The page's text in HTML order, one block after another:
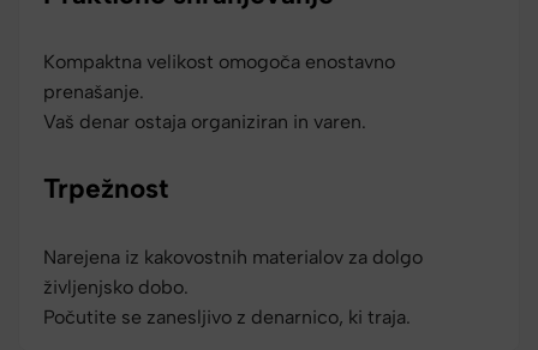
Kompaktna velikost omogoča enostavno
prenašanje.
Vaš denar ostaja organiziran in varen.
Trpežnost
Narejena iz kakovostnih materialov za dolgo
življenjsko dobo.
Počutite se zanesljivo z denarnico, ki traja.